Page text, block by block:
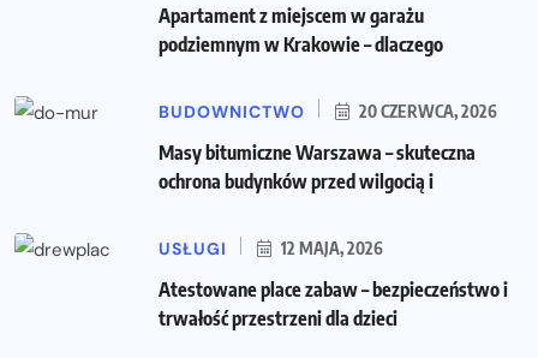
Apartament z miejscem w garażu
podziemnym w Krakowie – dlaczego
BUDOWNICTWO 20 CZERWCA, 2026
Masy bitumiczne Warszawa – skuteczna
ochrona budynków przed wilgocią i
USŁUGI 12 MAJA, 2026
Atestowane place zabaw – bezpieczeństwo i
trwałość przestrzeni dla dzieci